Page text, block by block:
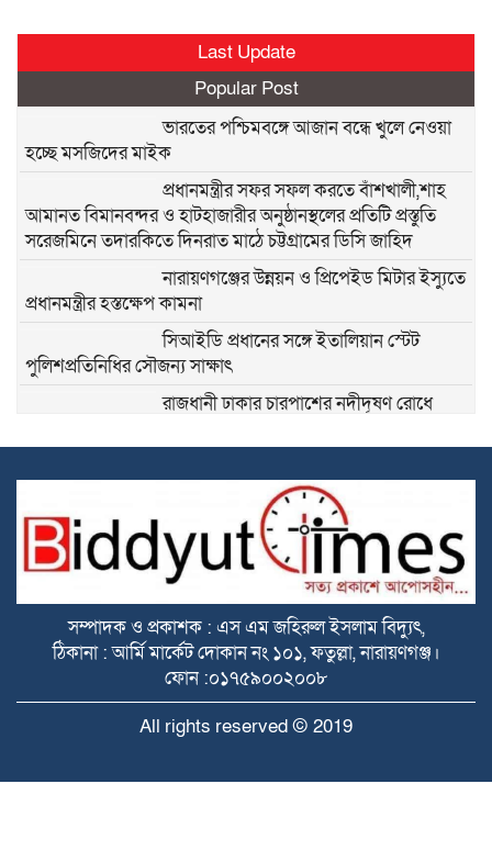
Last Update
Popular Post
ভারতের পশ্চিমবঙ্গে আজান বন্ধে খুলে নেওয়া
হচ্ছে মসজিদের মাইক
প্রধানমন্ত্রীর সফর সফল করতে বাঁশখালী,শাহ
আমানত বিমানবন্দর ও হাটহাজারীর অনুষ্ঠানস্থলের প্রতিটি প্রস্তুতি
সরেজমিনে তদারকিতে দিনরাত মাঠে চট্টগ্রামের ডিসি জাহিদ
নারায়ণগঞ্জের উন্নয়ন ও প্রিপেইড মিটার ইস্যুতে
প্রধানমন্ত্রীর হস্তক্ষেপ কামনা
সিআইডি প্রধানের সঙ্গে ইতালিয়ান স্টেট
পুলিশপ্রতিনিধির সৌজন্য সাক্ষাৎ
রাজধানী ঢাকার চারপাশের নদীদূষণ রোধে
সভায় সঠিক তথ্যভান্ডার নৌপরিবহনে দ্রুত সিদ্ধান্তে সহায়ক হবে :
ডিসি মো :রায়হান কবির
জুলাই গণঅভ্যুত্থানে সকল শহীদদের আত্মার
মাগফিরাত কামনায় চৌধুরীবাড়ি ব্যবসায়ী
এসোসিয়েশনের মিলাদ ও দোয়া,
নারায়ণগঞ্জের রাজনৈতিক ও ধর্মীয় সম্প্রীতি অন্য
জেলার জন্য উজ্জ্বল দৃষ্টান্ত: ডিসি মো :রায়হান
কবির
প্রিপেইড মিটার বাতিল দাবিতে ১১ আগস্ট
হরতালের ঘোষণা
সম্পাদক ও প্রকাশক : এস এম জহিরুল ইসলাম বিদ্যুৎ,
ঠিকানা : আর্মি মার্কেট দোকান নং ১০১, ফতুল্লা, নারায়ণগঞ্জ।
ফোন :০১৭৫৯০০২০০৮
All rights reserved © 2019